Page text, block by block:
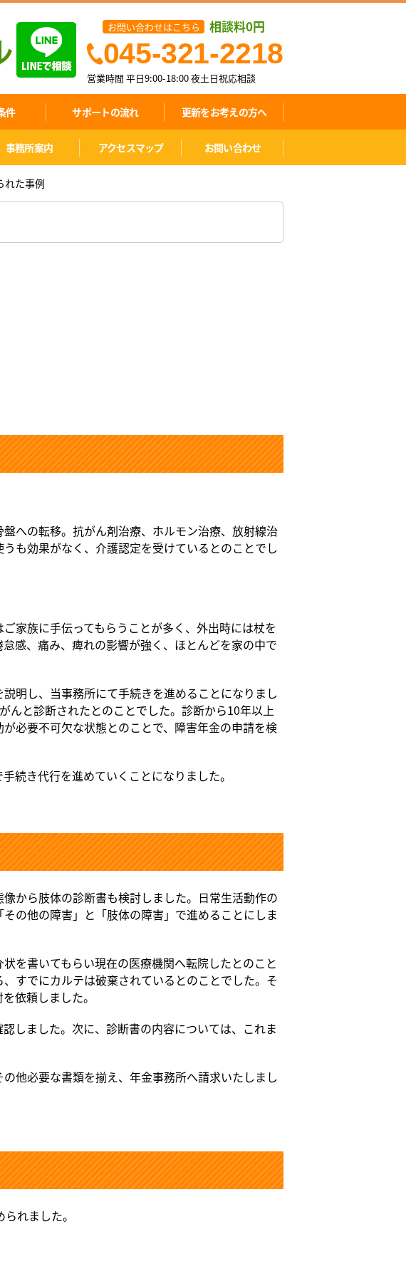
お問い合わせはこちら 相談料0円
045-321-2218
営業時間 平日9:00-18:00夜土日祝応相談
件 サポートの流れ 更新をお考えの方へ
事務所案内 アクセスマップ お問い合わせ
れた事例
への転移。抗がん剤治療、ホルモン治療、放射線治
も効果がなく、介護認定を受けているとのことでし
家族に手伝ってもらうことが多く、外出時には杖を
感、痛み、痺れの影響が強く、ほとんどを家の中で
明し、当事務所にて手続きを進めることになりまし
んと診断されたとのことでした。診断から10年以上
必要不可欠な状態とのことで、障害年金の申請を検
続き代行を進めていくことになりました。
から肢体の診断書も検討しました。日常生活動作の
の他の障害」と「肢体の障害」で進めることにしま
を書いてもらい現在の医療機関へ転院したとのこと
すでにカルテは破棄されているとのことでした。そ
依頼しました。
しました。次に、診断書の内容については、これま
他必要な書類を揃え、年金事務所へ請求いたしまし
れました。